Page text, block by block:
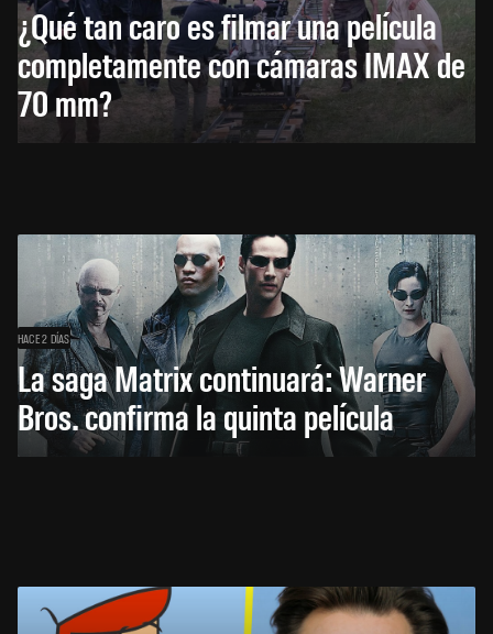
¿Qué tan caro es filmar una película
completamente con cámaras IMAX de
70 mm?
HACE 2 DÍAS
La saga Matrix continuará: Warner
Bros. confirma la quinta película